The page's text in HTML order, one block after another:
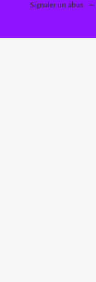
Signaler un abus